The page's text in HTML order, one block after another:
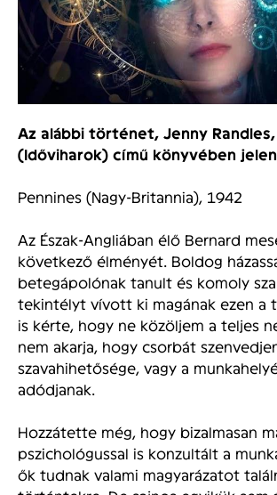
Az alábbi történet, Jenny
(Időviharok) című könyvében
Pennines (Nagy-Britannia), 1942
Az Észak-Angliában élő Bernard
következő élményét. Boldog
betegápolónak tanult és komoly
tekintélyt vívott ki magának ezen a
is kérte, hogy ne közöljem a teljes
nem akarja, hogy csorbát
szavahihetősége, vagy a
adódjanak.
Hozzátette még, hogy bizalmasan
pszichológussal is konzultált a
ők tudnak valami magyarázatot